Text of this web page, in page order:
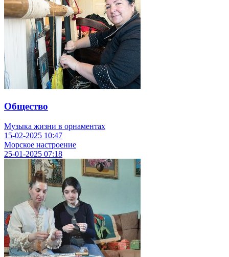
Общество
Музыка жизни в орнаментах
15-02-2025 10:47
Морское настроение
25-01-2025 07:18